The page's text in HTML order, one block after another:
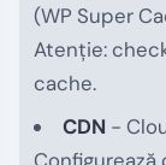
(WP Super
Atenție:
cache.
CDN -